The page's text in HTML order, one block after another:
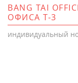
BANG TAI
ОФИСА T-3
индивидуальный